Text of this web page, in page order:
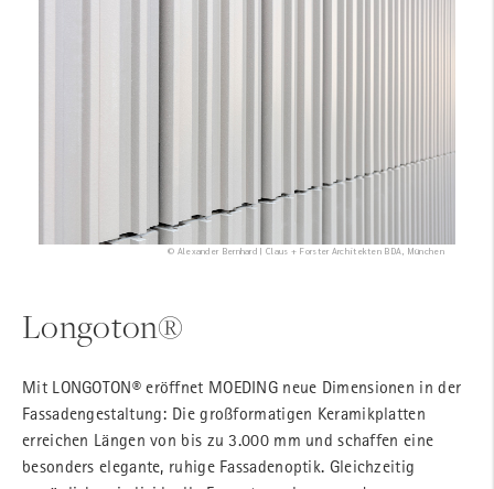
© Alexander Bernhard | Claus + Forster Architekten BDA, München
Longoton®
Mit LONGOTON® eröffnet MOEDING neue Dimensionen in der
Fassadengestaltung: Die großformatigen Keramikplatten
erreichen Längen von bis zu 3.000 mm und schaffen eine
besonders elegante, ruhige Fassadenoptik. Gleichzeitig